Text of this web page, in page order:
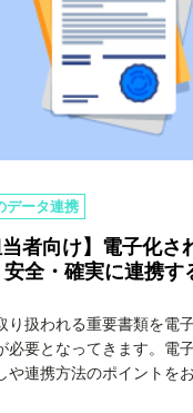
データ連携
当者向け】電子化さ
全・確実に連携す
り扱われる重要書類を電
必要となってきます。電
や連携方法のポイントを